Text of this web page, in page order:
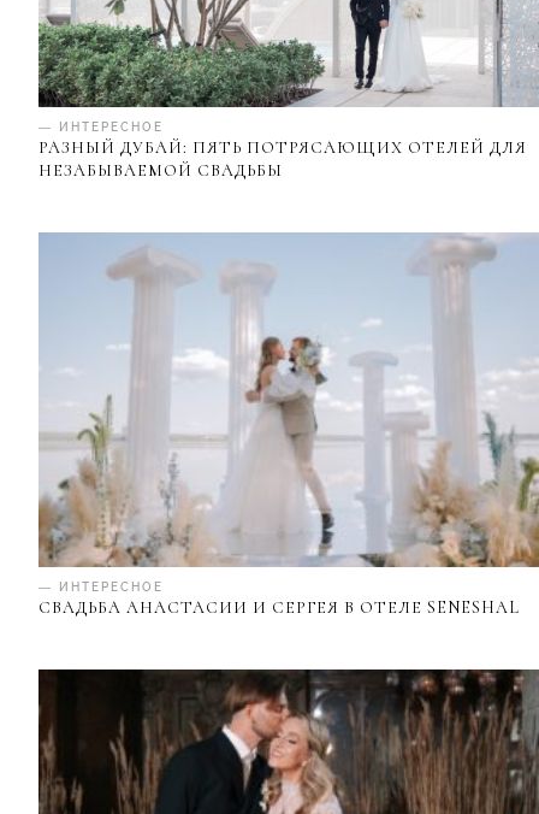
— ИНТЕРЕСНОЕ
РАЗНЫЙ ДУБАЙ: ПЯТЬ ПОТРЯСАЮЩИХ ОТЕЛЕЙ ДЛЯ
НЕЗАБЫВАЕМОЙ СВАДЬБЫ
— ИНТЕРЕСНОЕ
СВАДЬБА АНАСТАСИИ И СЕРГЕЯ В ОТЕЛЕ SENESHAL